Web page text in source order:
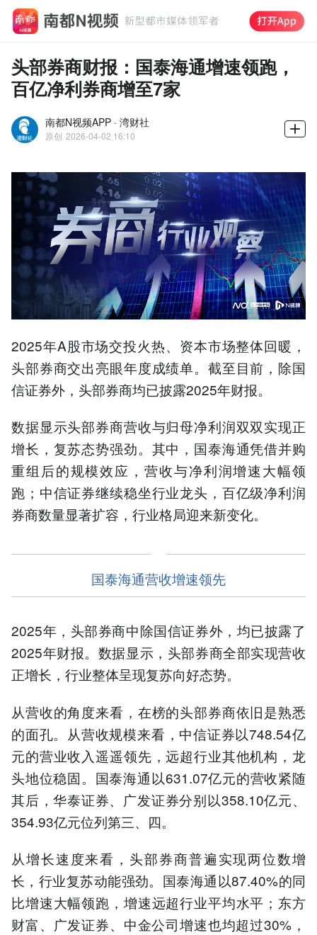
头部券商财报：国泰海通增速领跑，
百亿净利券商增至7家
南都N视频APP · 湾财社
原创 2026-04-02 16:10
2025年A股市场交投火热、资本市场整体回暖，
头部券商交出亮眼年度成绩单。截至目前，除国
信证券外，头部券商均已披露2025年财报。
数据显示头部券商营收与归母净利润双双实现正
增长，复苏态势强劲。其中，国泰海通凭借并购
重组后的规模效应，营收与净利润增速大幅领
跑；中信证券继续稳坐行业龙头，百亿级净利润
券商数量显著扩容，行业格局迎来新变化。
国泰海通营收增速领先
2025年，头部券商中除国信证券外，均已披露了
2025年财报。数据显示，头部券商全部实现营收
正增长，行业整体呈现复苏向好态势。
从营收的角度来看，在榜的头部券商依旧是熟悉
的面孔。从营收规模来看，中信证券以748.54亿
元的营业收入遥遥领先，远超行业其他机构，龙
头地位稳固。国泰海通以631.07亿元的营收紧随
其后，华泰证券、广发证券分别以358.10亿元、
354.93亿元位列第三、四。
从增长速度来看，头部券商普遍实现两位数增
长，行业复苏动能强劲。国泰海通以87.40%的同
比增速大幅领跑，增速远超行业平均水平；东方
财富、广发证券、中金公司增速也均超过30%，